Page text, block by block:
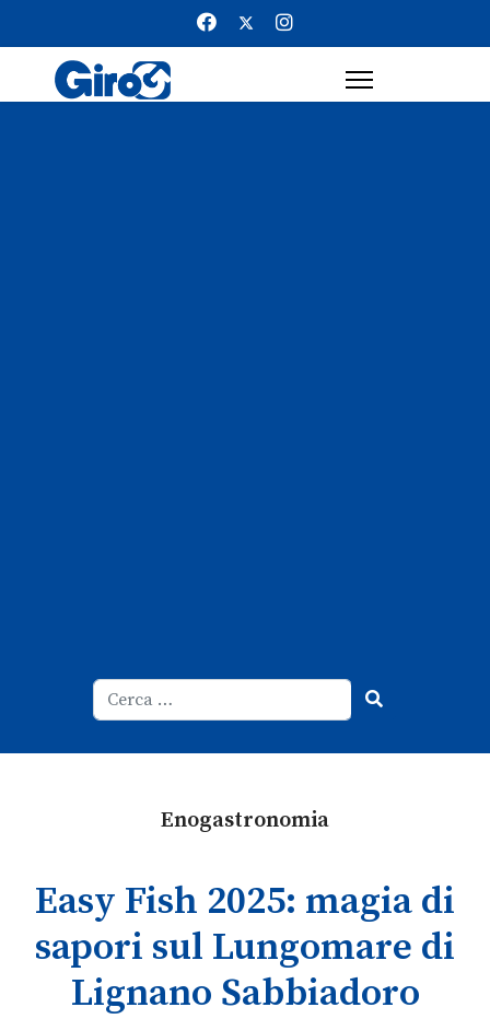
Enogastronomia
Easy Fish 2025: magia di
sapori sul Lungomare di
Lignano Sabbiadoro